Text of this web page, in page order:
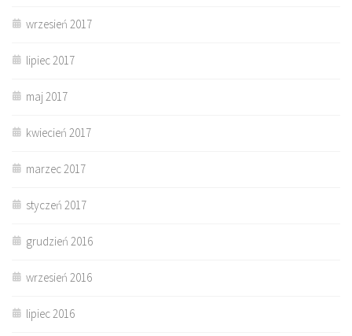
wrzesień 2017
lipiec 2017
maj 2017
kwiecień 2017
marzec 2017
styczeń 2017
grudzień 2016
wrzesień 2016
lipiec 2016